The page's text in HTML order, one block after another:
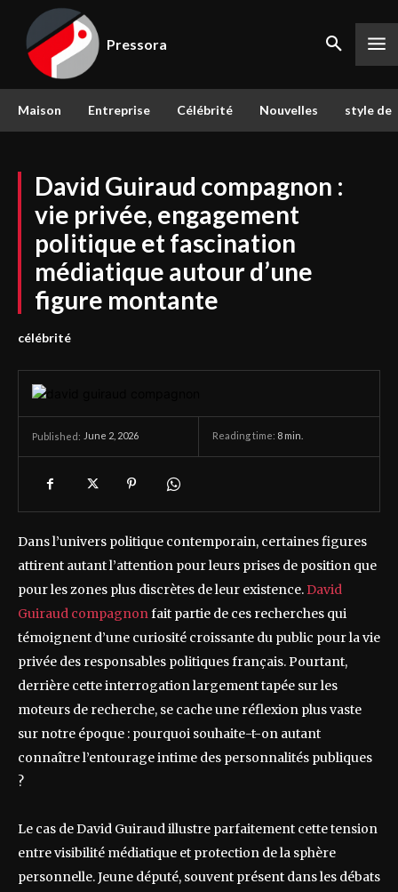
Pressora
Maison Entreprise Célébrité Nouvelles style de
David Guiraud compagnon :
vie privée, engagement
politique et fascination
médiatique autour d’une
figure montante
célébrité
Published: June 2, 2026 Reading time: 8 min.
Dans l’univers politique contemporain, certaines figures
attirent autant l’attention pour leurs prises de position que
pour les zones plus discrètes de leur existence.David
Guiraud compagnonfait partie de ces recherches qui
témoignent d’une curiosité croissante du public pour la vie
privée des responsables politiques français. Pourtant,
derrière cette interrogation largement tapée sur les
moteurs de recherche, se cache une réflexion plus vaste
sur notre époque : pourquoi souhaite-t-on autant
connaître l’entourage intime des personnalités publiques
?
Le cas de David Guiraud illustre parfaitement cette tension
entre visibilité médiatique et protection de la sphère
personnelle. Jeune député, souvent présent dans les débats